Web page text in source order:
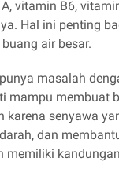
vitamin B6,
Hal ini penting
air besar.
masalah
membuat
karena senyawa
dan